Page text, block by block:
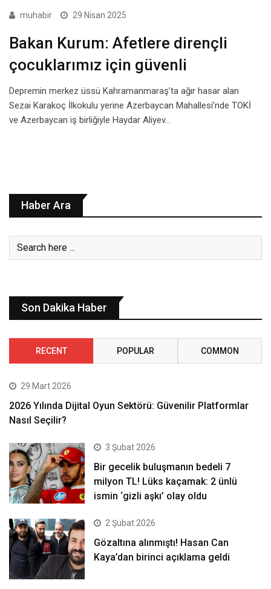
muhabir 29 Nisan 2025
Bakan Kurum: Afetlere dirençli
çocuklarımız için güvenli
Depremin merkez üssü Kahramanmaraş’ta ağır hasar alan
Sezai Karakoç İlkokulu yerine Azerbaycan Mahallesi’nde TOKİ
ve Azerbaycan iş birliğiyle Haydar Aliyev…
Haber Ara
Son Dakika Haber
RECENT POPULAR COMMON
29 Mart 2026
2026 Yılında Dijital Oyun Sektörü: Güvenilir Platformlar
Nasıl Seçilir?
3 Şubat 2026
Bir gecelik buluşmanın bedeli 7
milyon TL! Lüks kaçamak: 2 ünlü
ismin ‘gizli aşkı’ olay oldu
2 Şubat 2026
Gözaltına alınmıştı! Hasan Can
Kaya’dan birinci açıklama geldi